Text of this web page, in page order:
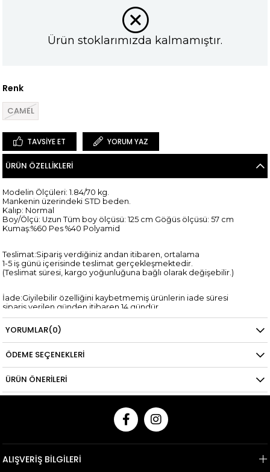
Ürün stoklarımızda kalmamıştır.
Renk
CAMEL
TAVSIYE ET YORUM YAZ
ÜRÜN ÖZELLIKLERI
Modelin Ölçüleri: 1.84/70 kg.
Mankenin üzerindeki STD beden.
Kalıp: Normal
Boy/Ölçü: Uzun Tüm boy ölçüsü: 125 cm Göğüs ölçüsü: 57 cm
Kumaş:%60 Pes %40 Polyamid
Teslimat:Sipariş verdiğiniz andan itibaren, ortalama
1-5 iş günü içerisinde teslimat gerçekleşmektedir.
(Teslimat süresi, kargo yoğunluğuna bağlı olarak değişebilir.)
İade:Giyilebilir özelliğini kaybetmemiş ürünlerin iade süresi
sipariş verilen günden itibaren 14 gündür.
*Kredi kartına yapılan iadelerin kredi kartı hesaplarına yansıma
süresi,
ilgili bankanın tasarrufundadır.
YORUMLAR(0)
ÖDEME SEÇENEKLERI
ÜRÜN ÖNERILERI
ALIŞVERİŞ BİLGİLERİ